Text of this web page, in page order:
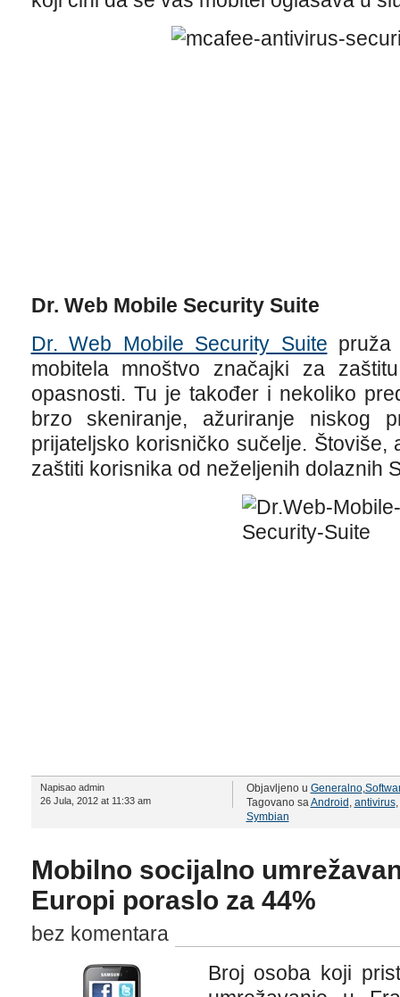
Dr. Web Mobile Security Suite
Dr. Web Mobile Security Suite pruža
mobitela mnoštvo značajki za
opasnosti. Tu je također i nekoliko
brzo skeniranje, ažuriranje niskog
prijateljsko korisničko sučelje. Štoviše,
zaštiti korisnika od neželjenih dolaznih
Napisao admin
26 Jula, 2012 at 11:33 am
Objavljeno u Generalno,
Tagovano saAndroid , antivirus,
Symbian
Mobilno socijalno
Europi poraslo za 44%
bez komentara
Broj osoba koji